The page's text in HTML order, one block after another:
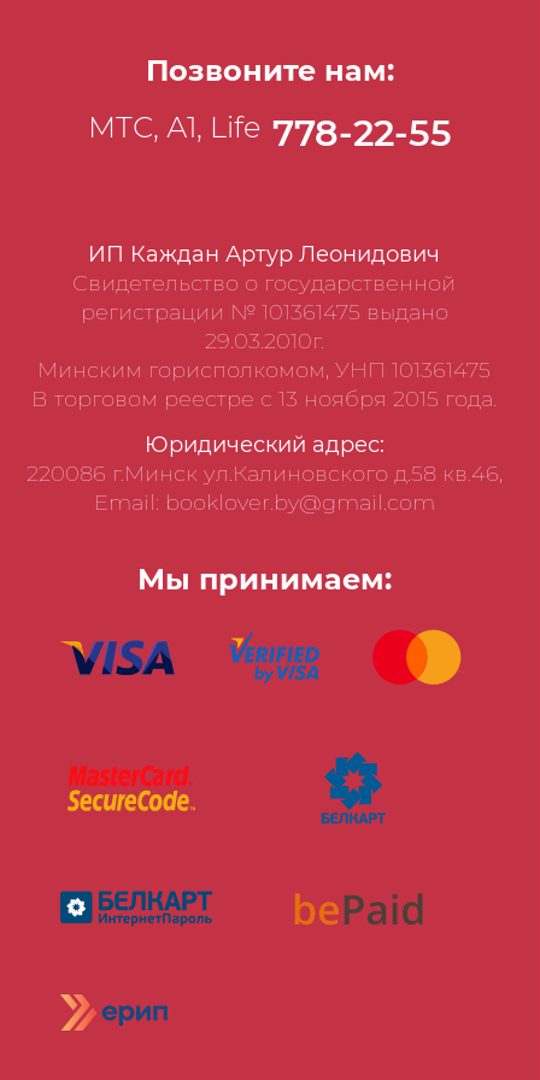
мира рассказывает очередная книга
ИП Каждан Артур Леонидович
Свидетельство о государственной
регистрации № 101361475 выдано
29.03.2010г.
Минским горисполкомом, УНП 101361475
В торговом реестре с 13 ноября 2015 года.
Юридический адрес:
220086 г.Минск ул.Калиновского д.58 кв.46,
Email: booklover.by@gmail.com
Мы принимаем:
Позвоните нам:
МТС, А1, Life 778-22-55